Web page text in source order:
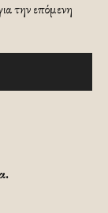
την επόμενη